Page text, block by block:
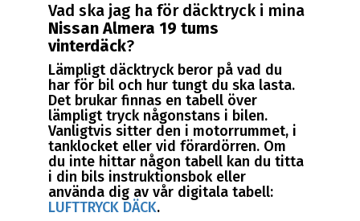
Vad ska jag ha för däcktryck i mina
Nissan Almera 19 tums
vinterdäck?
Lämpligt däcktryck beror på vad du
har för bil och hur tungt du ska lasta.
Det brukar finnas en tabell över
lämpligt tryck någonstans i bilen.
Vanligtvis sitter den i motorrummet, i
tanklocket eller vid förardörren. Om
du inte hittar någon tabell kan du titta
i din bils instruktionsbok eller
använda dig av vår digitala tabell:
LUFTTRYCK DÄCK.